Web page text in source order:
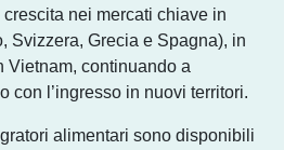
nei mercati chiave in
Svizzera, Grecia e Spagna), in
Vietnam, continuando a
con l’ingresso in nuovi territori.
alimentari sono disponibili